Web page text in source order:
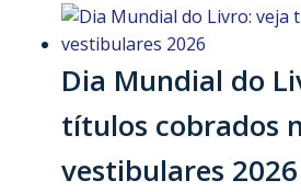
Dia Mundial do
títulos cobrados
vestibulares 2026